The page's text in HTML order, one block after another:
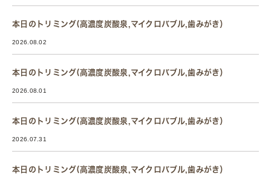
本日のトリミング(高濃度炭酸泉,マイクロバブル,歯みがき）
2026.08.02
本日のトリミング(高濃度炭酸泉,マイクロバブル,歯みがき）
2026.08.01
本日のトリミング(高濃度炭酸泉,マイクロバブル,歯みがき）
2026.07.31
本日のトリミング(高濃度炭酸泉,マイクロバブル,歯みがき）